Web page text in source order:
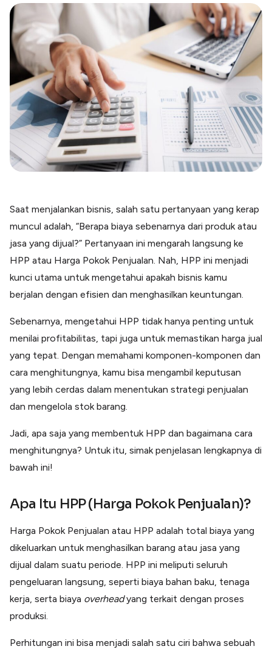
Paper XB
Bayar luar negeri pakai kartu kredit
Kartu Kredit Bisnis
Paper Card
Satu kartu untuk bisnis & personal
Paper Horizon
Kartu korporat expense terlengkap
Solusi Industri
Food & Beverages
Health & Beauty
Terima Pembayaran Instan Dan CC
Lainnya
Open API
Integrasi sistem bisnis dengan API
Software Akuntansi
Integrasi Accurate
Integrasi Paper dengan Accurate
Blog
Kumpulan tips dan informasi bisnis
Saat menjalankan bisnis, salah satu pertanyaan yang kerap
muncul adalah, “Berapa biaya sebenarnya dari produk atau
jasa yang dijual?” Pertanyaan ini mengarah langsung ke
HPP atau Harga Pokok Penjualan. Nah, HPP ini menjadi
kunci utama untuk mengetahui apakah bisnis kamu
berjalan dengan efisien dan menghasilkan keuntungan.
Sebenarnya, mengetahui HPP tidak hanya penting untuk
menilai profitabilitas, tapi juga untuk memastikan harga jual
yang tepat. Dengan memahami komponen-komponen dan
cara menghitungnya, kamu bisa mengambil keputusan
yang lebih cerdas dalam menentukan strategi penjualan
dan mengelola stok barang.
Jadi, apa saja yang membentuk HPP dan bagaimana cara
menghitungnya? Untuk itu, simak penjelasan lengkapnya di
bawah ini!
Apa Itu HPP (Harga Pokok Penjualan)?
Harga Pokok Penjualan atau HPP adalah total biaya yang
dikeluarkan untuk menghasilkan barang atau jasa yang
dijual dalam suatu periode. HPP ini meliputi seluruh
pengeluaran langsung, seperti biaya bahan baku, tenaga
kerja, serta biaya overheadyang terkait dengan proses
produksi.
Perhitungan ini bisa menjadi salah satu ciri bahwa sebuah